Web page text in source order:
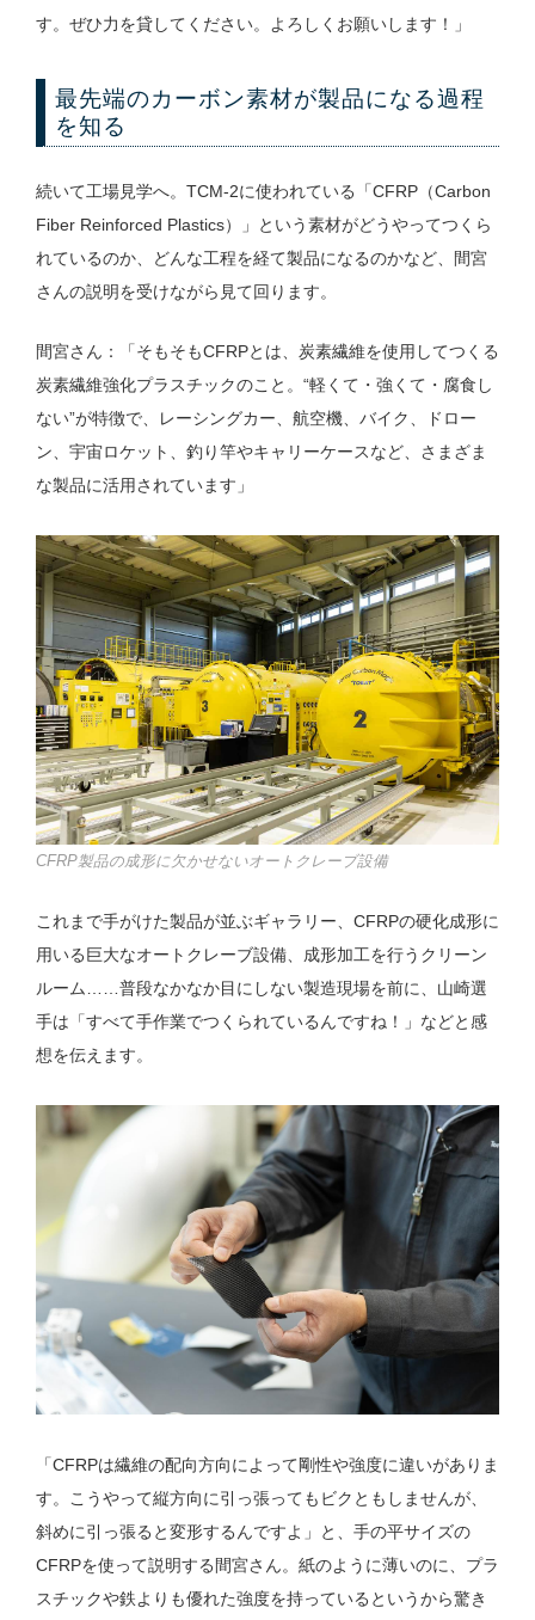
す。ぜひ力を貸してください。よろしくお願いします！」
最先端のカーボン素材が製品になる過程
を知る
続いて工場見学へ。TCM-2に使われている「CFRP（Carbon
Fiber Reinforced Plastics）」という素材がどうやってつくら
れているのか、どんな工程を経て製品になるのかなど、間宮
さんの説明を受けながら見て回ります。
間宮さん：「そもそもCFRPとは、炭素繊維を使用してつくる
炭素繊維強化プラスチックのこと。“軽くて・強くて・腐食し
ない”が特徴で、レーシングカー、航空機、バイク、ドロー
ン、宇宙ロケット、釣り竿やキャリーケースなど、さまざま
な製品に活用されています」
CFRP製品の成形に欠かせないオートクレーブ設備
これまで手がけた製品が並ぶギャラリー、CFRPの硬化成形に
用いる巨大なオートクレーブ設備、成形加工を行うクリーン
ルーム……普段なかなか目にしない製造現場を前に、山崎選
手は「すべて手作業でつくられているんですね！」などと感
想を伝えます。
「CFRPは繊維の配向方向によって剛性や強度に違いがありま
す。こうやって縦方向に引っ張ってもビクともしませんが、
斜めに引っ張ると変形するんですよ」と、手の平サイズの
CFRPを使って説明する間宮さん。紙のように薄いのに、プラ
スチックや鉄よりも優れた強度を持っているというから驚き